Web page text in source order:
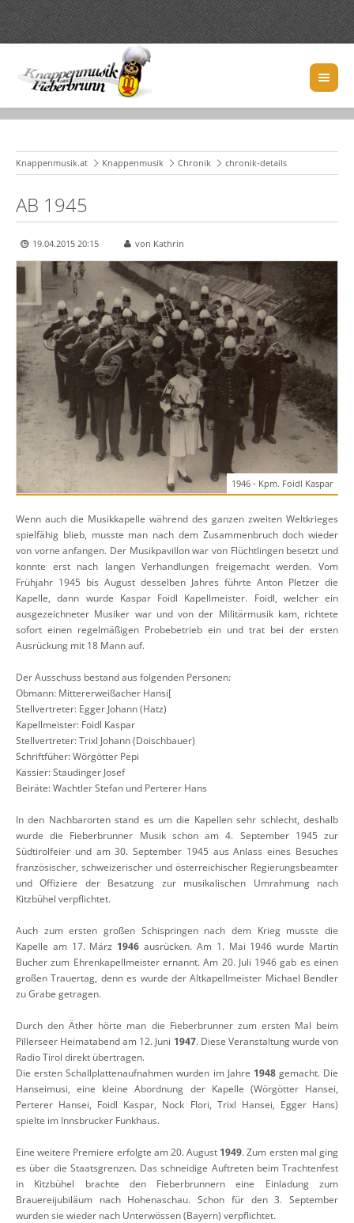
Knappenmusik.at Knappenmusik Chronik chronik-details
AB 1945
19.04.2015 20:15 von Kathrin
1946 - Kpm. Foidl Kaspar
Wenn auch die Musikkapelle während des ganzen zweiten Weltkrieges
spielfähig blieb, musste man nach dem Zusammenbruch doch wieder
von vorne anfangen. Der Musikpavillon war von Flüchtlingen besetzt und
konnte erst nach langen Verhandlungen freigemacht werden. Vom
Frühjahr 1945 bis August desselben Jahres führte Anton Pletzer die
Kapelle, dann wurde Kaspar Foidl Kapellmeister. Foidl, welcher ein
ausgezeichneter Musiker war und von der Militärmusik kam, richtete
sofort einen regelmäßigen Probebetrieb ein und trat bei der ersten
Ausrückung mit 18 Mann auf.
Der Ausschuss bestand aus folgenden Personen:
Obmann: Mittererweißacher Hansi[
Stellvertreter: Egger Johann (Hatz)
Kapellmeister: Foidl Kaspar
Stellvertreter: Trixl Johann (Doischbauer)
Schriftfüher: Wörgötter Pepi
Kassier: Staudinger Josef
Beiräte: Wachtler Stefan und Perterer Hans
In den Nachbarorten stand es um die Kapellen sehr schlecht, deshalb
wurde die Fieberbrunner Musik schon am 4. September 1945 zur
Südtirolfeier und am 30. September 1945 aus Anlass eines Besuches
französischer, schweizerischer und österreichischer Regierungsbeamter
und Offiziere der Besatzung zur musikalischen Umrahmung nach
Kitzbühel verpflichtet.
Auch zum ersten großen Schispringen nach dem Krieg musste die
Kapelle am 17. März 1946 ausrücken. Am 1. Mai 1946 wurde Martin
Bucher zum Ehrenkapellmeister ernannt. Am 20. Juli 1946 gab es einen
großen Trauertag, denn es wurde der Altkapellmeister Michael Bendler
zu Grabe getragen.
Durch den Äther hörte man die Fieberbrunner zum ersten Mal beim
Pillerseer Heimatabend am 12. Juni 1947. Diese Veranstaltung wurde von
Radio Tirol direkt übertragen.
Die ersten Schallplattenaufnahmen wurden im Jahre 1948gemacht. Die
Hanseimusi, eine kleine Abordnung der Kapelle (Wörgötter Hansei,
Perterer Hansei, Foidl Kaspar, Nock Flori, Trixl Hansei, Egger Hans)
spielte im Innsbrucker Funkhaus.
Eine weitere Premiere erfolgte am 20. August 1949. Zum ersten mal ging
es über die Staatsgrenzen. Das schneidige Auftreten beim Trachtenfest
in Kitzbühel brachte den Fieberbrunnern eine Einladung zum
Brauereijubiläum nach Hohenaschau. Schon für den 3. September
wurden sie wieder nach Unterwössen (Bayern) verpflichtet.